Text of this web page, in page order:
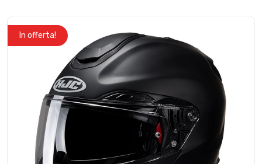
In offerta!